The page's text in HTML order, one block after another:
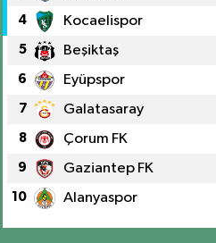
4 Kocaelispor
5 Beşiktaş
6 Eyüpspor
7 Galatasaray
8 Çorum FK
9 Gaziantep FK
10 Alanyaspor